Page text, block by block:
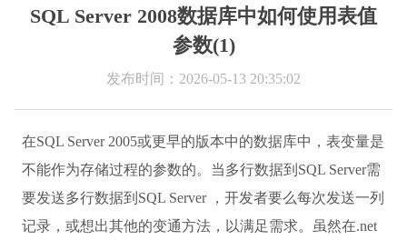
SQL Server 2008数据库中如何使用表值
参数(1)
发布时间：2026-05-13 20:35:02
在SQL Server 2005或更早的版本中的数据库中，表变量是
不能作为存储过程的参数的。当多行数据到SQL Server需
要发送多行数据到SQL Server ，开发者要么每次发送一列
记录，或想出其他的变通方法，以满足需求。虽然在.net